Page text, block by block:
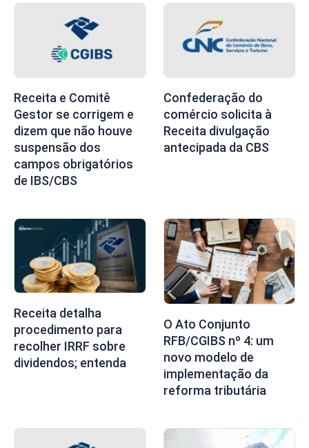
Receita e Comitê
Gestor se corrigem e
dizem que não houve
suspensão dos
campos obrigatórios
de IBS/CBS
Confederação do
comércio solicita à
Receita divulgação
antecipada da CBS
Receita detalha
procedimento para
recolher IRRF sobre
dividendos; entenda
O Ato Conjunto
RFB/CGIBS nº 4: um
novo modelo de
implementação da
reforma tributária